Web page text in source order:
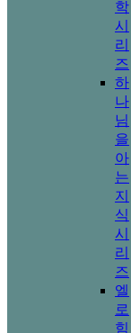
학
시
리
즈
하
나
님
을
아
는
지
식
시
리
즈
엘
로
힘